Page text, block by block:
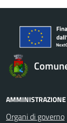
AMMINISTRAZIONE
Organi di governo